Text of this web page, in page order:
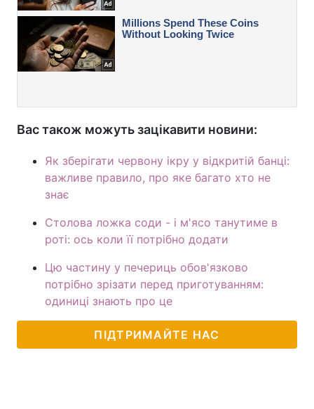
Вас також можуть зацікавити новини:
Як зберігати червону ікру у відкритій банці:
важливе правило, про яке багато хто не
знає
Столова ложка соди - і м'ясо танутиме в
роті: ось коли її потрібно додати
Цю частину у печериць обов'язково
потрібно зрізати перед приготуванням:
одиниці знають про це
ПІДТРИМАЙТЕ НАС